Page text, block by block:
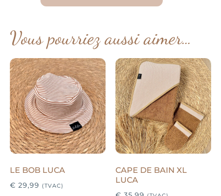
Vous pourriez aussi aimer…
LE BOB LUCA
€ 29,99 (TVAC)
CAPE DE BAIN XL
LUCA